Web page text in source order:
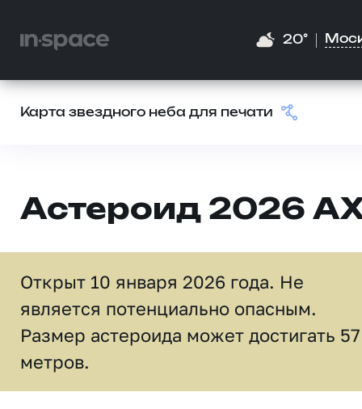
20°
Карта звездного неба для печати
Астероид 2026
Открыт 10 января 2026 года. Не
является потенциально опасным.
Размер астероида может достигать 57
метров.